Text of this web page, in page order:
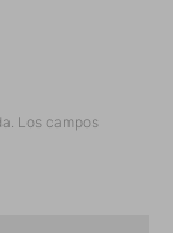
Los campos